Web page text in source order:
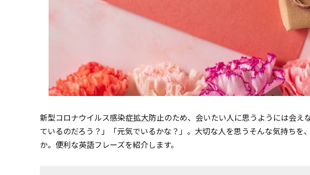
新型コロナウイルス感染症拡大防止のため、会いたい人に思うようには会え
ているのだろう？」「元気でいるかな？」。大切な人を思うそんな気持ちを
か。便利な英語フレーズを紹介します。